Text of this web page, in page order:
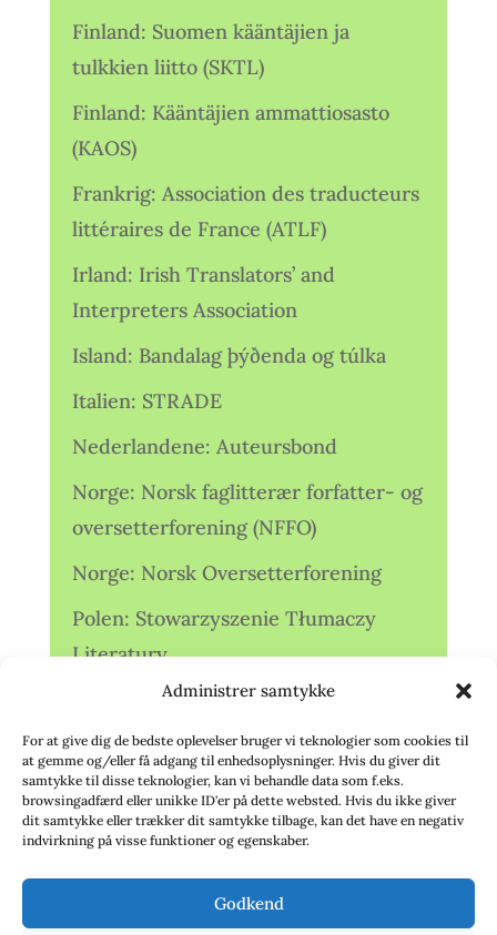
Administrer samtykke
For at give dig de bedste oplevelser bruger vi teknologier som cookies til
at gemme og/eller få adgang til enhedsoplysninger. Hvis du giver dit
samtykke til disse teknologier, kan vi behandle data som f.eks.
browsingadfærd eller unikke ID'er på dette websted. Hvis du ikke giver
dit samtykke eller trækker dit samtykke tilbage, kan det have en negativ
indvirkning på visse funktioner og egenskaber.
Godkend
Finland: Suomen kääntäjien ja
tulkkien liitto (SKTL)
Finland: Kääntäjien ammattiosasto
(KAOS)
Frankrig: Association des traducteurs
littéraires de France (ATLF)
Irland: Irish Translators’ and
Interpreters Association
Island: Bandalag þýðenda og túlka
Italien: STRADE
Nederlandene: Auteursbond
Norge: Norsk faglitterær forfatter- og
oversetterforening (NFFO)
Norge: Norsk Oversetterforening
Polen: Stowarzyszenie Tłumaczy
Literatury
Storbritannien: Translators
Association (TA)
Sverige: Översättarsektionen (Ö.)
Sverige: Översättarcentrum (ÖC)
deutschsprachiger Übersetzer (VdÜ)